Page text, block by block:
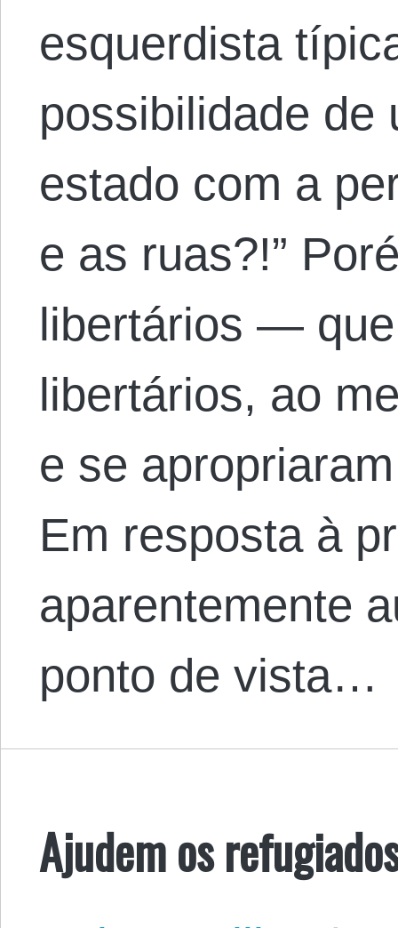
esquerdista
possibilidade de
estado com a
e as ruas?!”
libertários —
libertários, ao
e se
Em resposta à
aparentemente
ponto de vista…
Ajudem os